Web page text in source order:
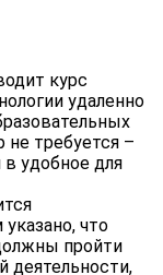
курс
удаленно
не требуется –
в удобное для
что
пройти
деятельности,